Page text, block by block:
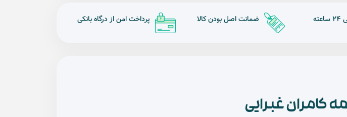
ضمانت اصل بودن کالا پرداخت امن از درگاه بانکی
کامران غبرایی